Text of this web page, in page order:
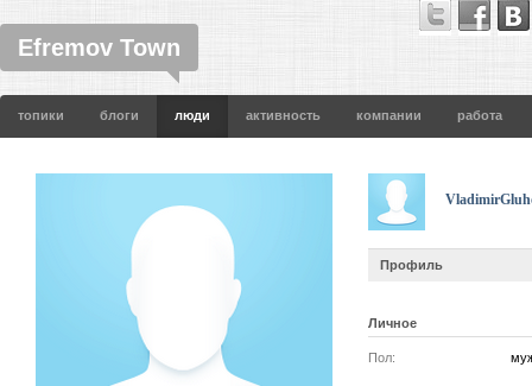
Efremov Town
топики блоги люди активность компании работа
Профиль
Личное
Пол: